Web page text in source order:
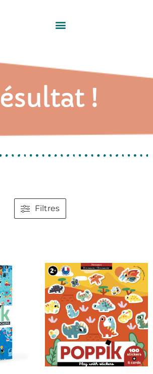
!
Filtres